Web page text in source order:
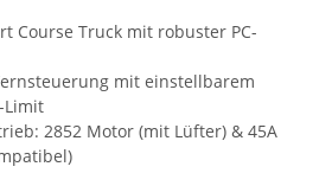
Course Truck mit robuster PC-
mit einstellbarem
Limit
2852 Motor (mit Lüfter) & 45A